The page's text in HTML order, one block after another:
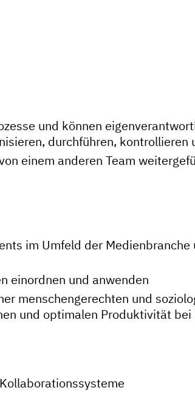
und können
durchführen, kontrollieren
einem anderen Team
im Umfeld der
einordnen und anwenden
menschengerechten und
und optimalen Produktivität